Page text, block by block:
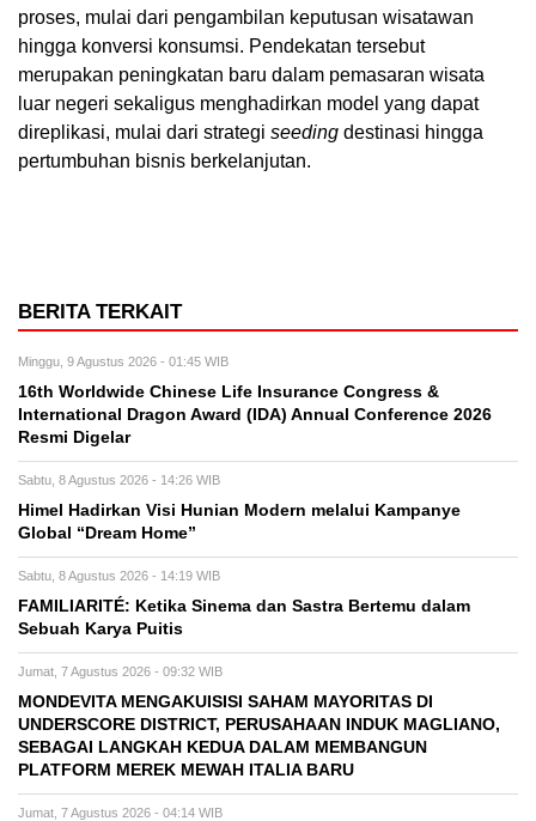
proses, mulai dari pengambilan keputusan wisatawan
hingga konversi konsumsi. Pendekatan tersebut
merupakan peningkatan baru dalam pemasaran wisata
luar negeri sekaligus menghadirkan model yang dapat
direplikasi, mulai dari strategi seeding destinasi hingga
pertumbuhan bisnis berkelanjutan.
BERITA TERKAIT
Minggu, 9 Agustus 2026 - 01:45 WIB
16th Worldwide Chinese Life Insurance Congress &
International Dragon Award (IDA) Annual Conference 2026
Resmi Digelar
Sabtu, 8 Agustus 2026 - 14:26 WIB
Himel Hadirkan Visi Hunian Modern melalui Kampanye
Global “Dream Home”
Sabtu, 8 Agustus 2026 - 14:19 WIB
FAMILIARITÉ: Ketika Sinema dan Sastra Bertemu dalam
Sebuah Karya Puitis
Jumat, 7 Agustus 2026 - 09:32 WIB
MONDEVITA MENGAKUISISI SAHAM MAYORITAS DI
UNDERSCORE DISTRICT, PERUSAHAAN INDUK MAGLIANO,
SEBAGAI LANGKAH KEDUA DALAM MEMBANGUN
PLATFORM MEREK MEWAH ITALIA BARU
Jumat, 7 Agustus 2026 - 04:14 WIB